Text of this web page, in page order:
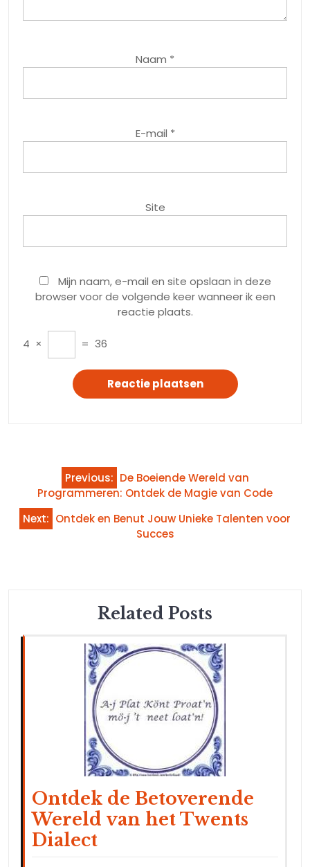
Naam *
E-mail *
Site
Mijn naam, e-mail en site opslaan in deze
browser voor de volgende keer wanneer ik een
reactie plaats.
4 × = 36
Bericht
navigatie
Previous: De Boeiende Wereld van
Programmeren: Ontdek de Magie van Code
Next: Ontdek en Benut Jouw Unieke Talenten voor
Succes
Related Posts
Ontdek de Betoverende
Wereld van het Twents
Dialect